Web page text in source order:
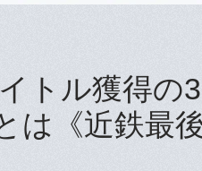
トル獲得の
は《近鉄最